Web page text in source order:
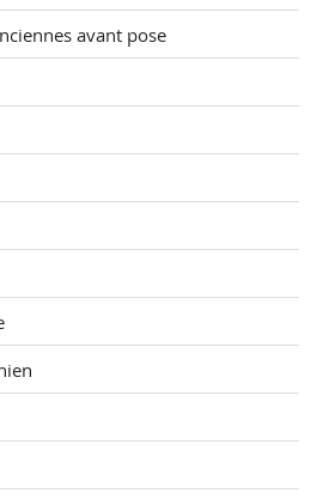
avant pose